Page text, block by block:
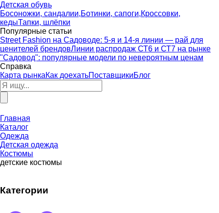
Детская обувь
Босоножки, сандалии,Ботинки, сапоги,Кроссовки,
кедыТапки, шлёпки
Популярные статьи
Street Fashion на Садоводе: 5-я и 14-я линии — рай для
ценителей брендовЛинии распродаж СТ6 и СТ7 на рынке
"Садовод": популярные модели по невероятным ценам
Справка
Карта рынкаКак доехатьПоставщикиБлог
Главная
Каталог
Одежда
Детская одежда
Костюмы
детские костюмы
Категории